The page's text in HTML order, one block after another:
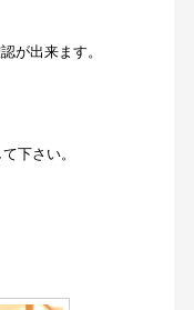
が出来ます。
下さい。